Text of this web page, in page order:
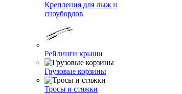
Крепления для лыж и
сноубордов
Рейлинги крыши
Грузовые корзины
Тросы и стяжки